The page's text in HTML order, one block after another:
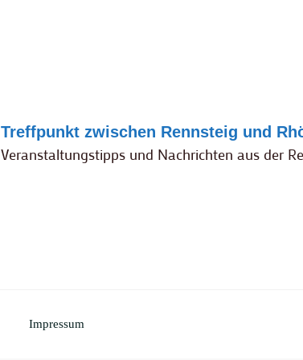
Treffpunkt zwischen Rennsteig und
Veranstaltungstipps und Nachrichten aus der
Impressum